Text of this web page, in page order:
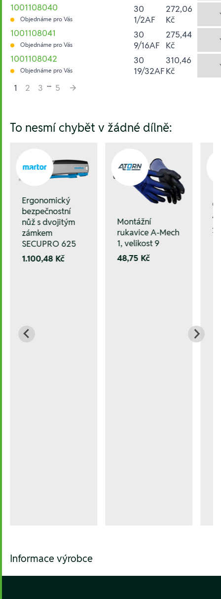
1001108040
Objednáme pro Vás
30
1/2AF
272,06
Kč
1001108041
Objednáme pro Vás
30
9/16AF
275,44
Kč
1001108042
Objednáme pro Vás
30
19/32AF
310,46
Kč
1
2 3 ... 5
To nesmí chybět v žádné dílně:
Ergonomický
bezpečnostní
nůž s dvojitým
zámkem
SECUPRO 625
1.100,48 Kč
Montážní
rukavice A-Mech
1, velikost 9
48,75 Kč
Informace výrobce
Footer